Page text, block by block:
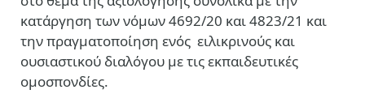
κατάργηση των νόμων 4692/20 και 4823/21 και
την πραγματοποίηση ενός ειλικρινούς και
ουσιαστικού διαλόγου με τις εκπαιδευτικές
ομοσπονδίες.